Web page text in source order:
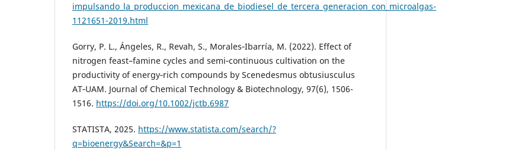
impulsando_la_produccion_mexicana_de_biodiesel_de_tercera_generacion_con_microalgas-
1121651-2019.html
Gorry, P. L., Ángeles, R., Revah, S., Morales‐Ibarría, M. (2022). Effect of
nitrogen feast–famine cycles and semi‐continuous cultivation on the
productivity of energy‐rich compounds by Scenedesmus obtusiusculus
AT‐UAM. Journal of Chemical Technology & Biotechnology, 97(6), 1506-
1516. https://doi.org/10.1002/jctb.6987
STATISTA, 2025. https://www.statista.com/search/?
q=bioenergy&Search=&p=1